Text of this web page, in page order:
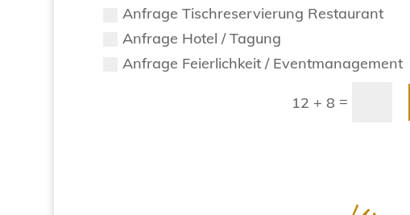
Anfrage Tischreservierung Restaurant
Anfrage Hotel / Tagung
Anfrage Feierlichkeit / Eventmanagement
12 + 8 =